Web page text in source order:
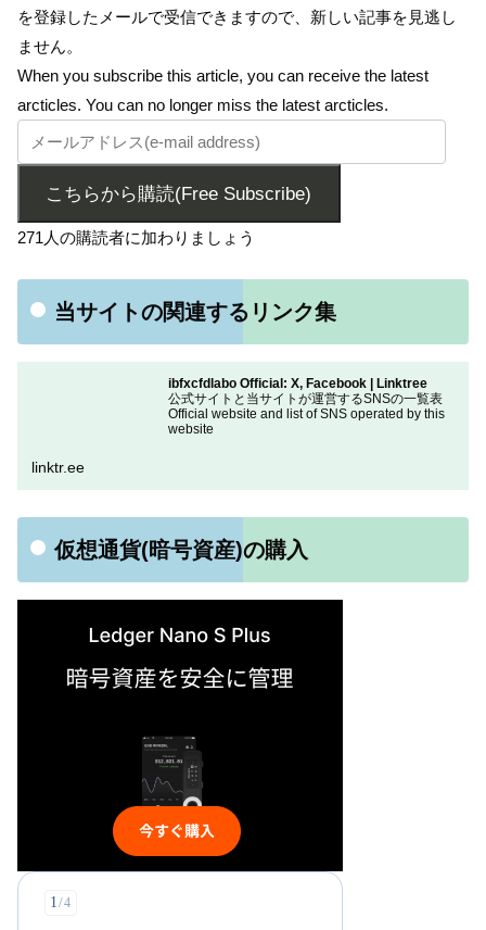
を登録したメールで受信できますので、新しい記事を見逃し
ません。
When you subscribe this article, you can receive the latest
arcticles. You can no longer miss the latest arcticles.
こちらから購読(Free Subscribe)
271人の購読者に加わりましょう
当サイトの関連するリンク集
ibfxcfdlabo Official: X, Facebook | Linktree
公式サイトと当サイトが運営するSNSの一覧表
Official website and list of SNS operated by this
website
linktr.ee
仮想通貨(暗号資産)の購入